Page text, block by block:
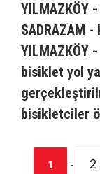
YILMAZKÖY
SADRAZAM -
YILMAZKÖY
bisiklet yol
bisikletciler
1 - 2